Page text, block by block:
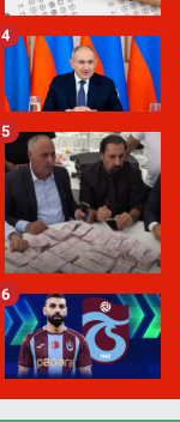
4
5
6